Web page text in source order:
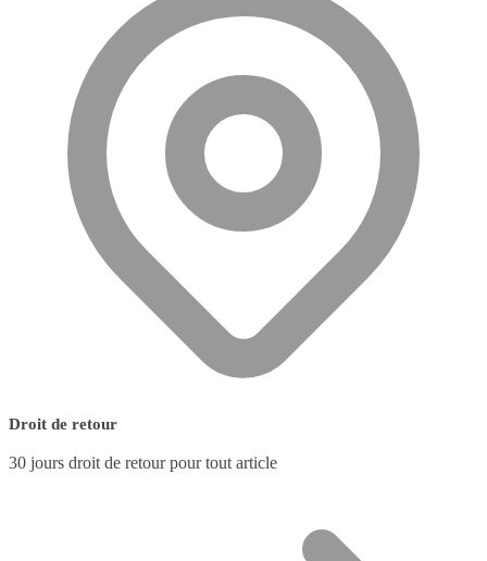
Droit de retour
30 jours droit de retour pour tout article